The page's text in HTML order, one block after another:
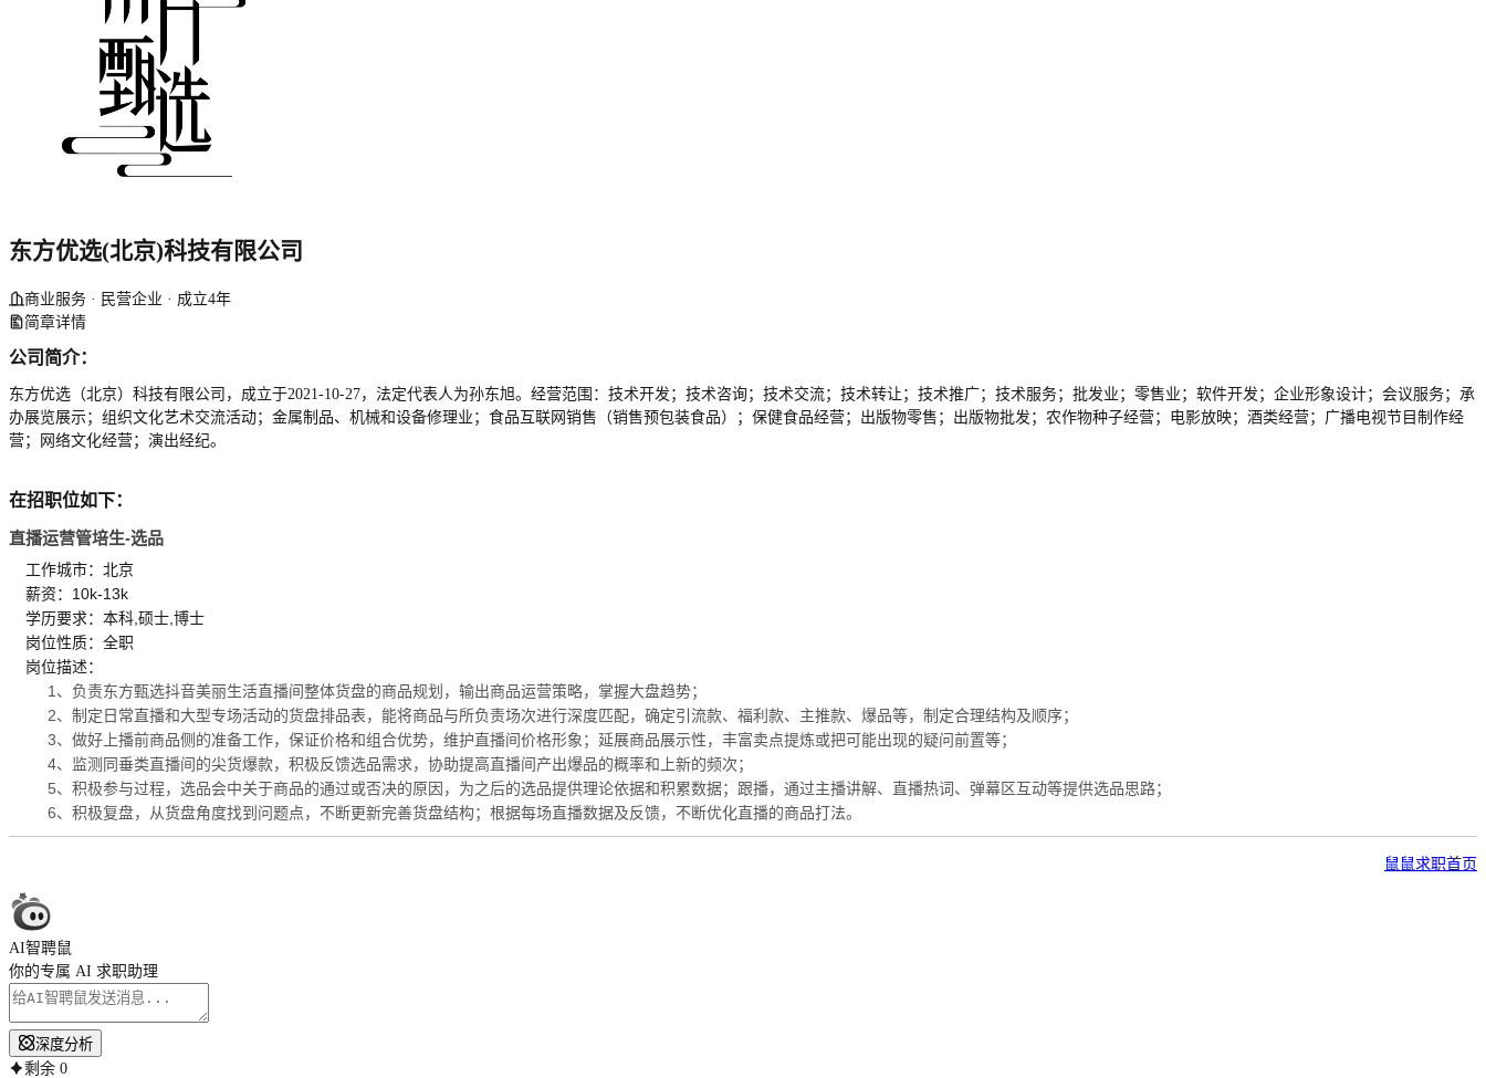
东方优选(北京)科技有限公司
商业服务 · 民营企业 · 成立4年
简章详情
公司简介：
东方优选（北京）科技有限公司，成立于2021-10-27，法定代表人为孙东旭。经营范围：技术开发；技术咨询；技术交流；技术转让；技术推广；技术服务；批发业；零售业；软件开发；企业形象设计；会议服务；承
办展览展示；组织文化艺术交流活动；金属制品、机械和设备修理业；食品互联网销售（销售预包装食品）；保健食品经营；出版物零售；出版物批发；农作物种子经营；电影放映；酒类经营；广播电视节目制作经
营；网络文化经营；演出经纪。
在招职位如下：
直播运营管培生-选品
工作城市：北京
薪资：10k-13k
学历要求：本科,硕士,博士
岗位性质：全职
岗位描述：
1、负责东方甄选抖音美丽生活直播间整体货盘的商品规划，输出商品运营策略，掌握大盘趋势；
2、制定日常直播和大型专场活动的货盘排品表，能将商品与所负责场次进行深度匹配，确定引流款、福利款、主推款、爆品等，制定合理结构及顺序；
3、做好上播前商品侧的准备工作，保证价格和组合优势，维护直播间价格形象；延展商品展示性，丰富卖点提炼或把可能出现的疑问前置等；
4、监测同垂类直播间的尖货爆款，积极反馈选品需求，协助提高直播间产出爆品的概率和上新的频次；
5、积极参与过程，选品会中关于商品的通过或否决的原因，为之后的选品提供理论依据和积累数据；跟播，通过主播讲解、直播热词、弹幕区互动等提供选品思路；
6、积极复盘，从货盘角度找到问题点，不断更新完善货盘结构；根据每场直播数据及反馈，不断优化直播的商品打法。
鼠鼠求职首页
AI智聘鼠
你的专属 AI 求职助理
深度分析
剩余 0